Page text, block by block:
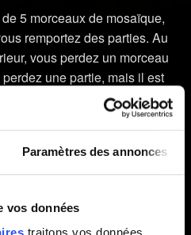
Paramètres des annonces
vos données
5 morceaux de mosaïque,
remportez des parties. Au
vous perdez un morceau
une partie, mais il est
un rang inférieur en cours de
remportée d'affilée (ceci ne
et les rangs supérieurs), le
supplémentaire. Les